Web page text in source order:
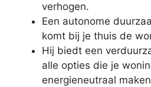
verhogen.
Een autonome
komt bij je thuis de
Hij biedt een
alle opties die je
energieneutraal